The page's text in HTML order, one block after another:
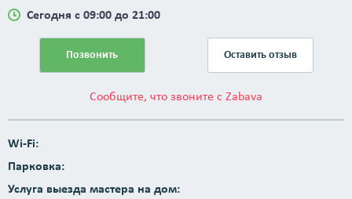
Сегодня с 09:00 до 21:00
Позвонить Оставить отзыв
Сообщите, что звоните с Zabava
Wi-Fi:
Парковка:
Услуга выезда мастера на дом: